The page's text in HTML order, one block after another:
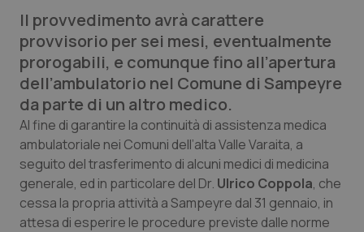
Lettere al direttore
Edizioni Regionali
QS Pro
Professionisti Sanitari.AI
Abruzzo
Basilicata
QS Pro Gold
Artrite & artrosi
QS Club Newsletter
Il provvedimento avrà carattere
provvisorio per sei mesi, eventualmente
prorogabili, e comunque fino all’apertura
dell’ambulatorio nel Comune di Sampeyre
da parte di un altro medico.
Al fine di garantire la continuità di assistenza medica
ambulatoriale nei Comuni dell’alta Valle Varaita, a
seguito del trasferimento di alcuni medici di medicina
generale, ed in particolare del Dr. Ulrico Coppola, che
cessa la propria attività a Sampeyre dal 31 gennaio, in
attesa di esperire le procedure previste dalle norme